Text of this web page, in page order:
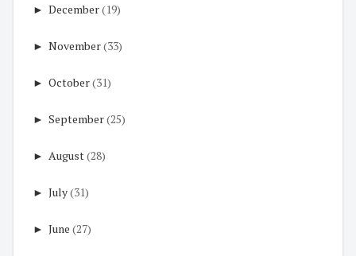
► December(19)
► November(33)
► October(31)
► September(25)
► August(28)
► July(31)
► June (27)